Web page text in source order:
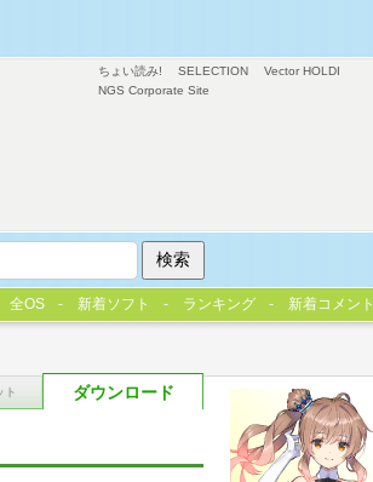
ト ダウンロード
ちょい読み! SELECTION
Vector HOLDI
NGS Corporate Site
全OS 新着ソフト ランキング 新着コメント